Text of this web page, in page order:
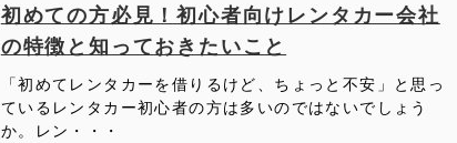
初めての方必見！初心者向けレンタカー会社
の特徴と知っておきたいこと
「初めてレンタカーを借りるけど、ちょっと不安」と思っ
ているレンタカー初心者の方は多いのではないでしょう
か。レン・・・